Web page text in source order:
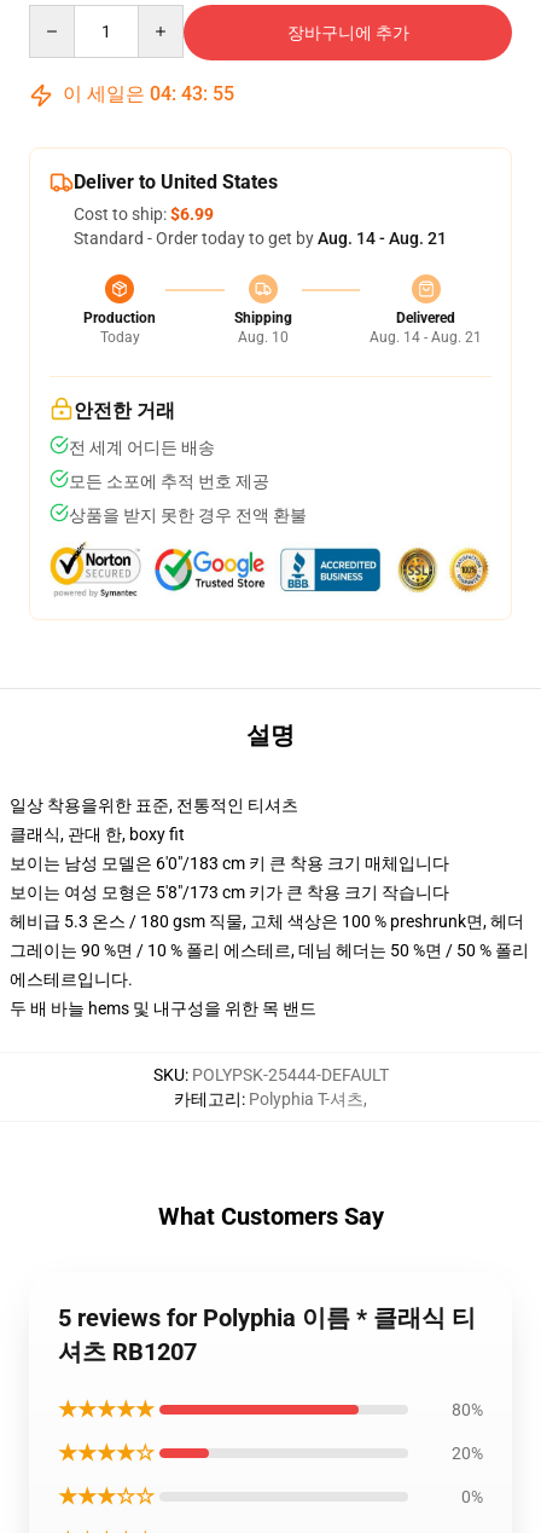
장바구니에 추가
이 세일은 04: 43: 54
Deliver to United States
Cost to ship:$6.99
Standard - Order today to get byAug. 14 - Aug. 21
Production
Today
Shipping
Aug. 10
Delivered
Aug. 14 - Aug. 21
안전한 거래
전 세계 어디든 배송
모든 소포에 추적 번호 제공
상품을 받지 못한 경우 전액 환불
설명
일상 착용을위한 표준, 전통적인 티셔츠
클래식, 관대 한, boxy fit
보이는 남성 모델은 6'0"/183 cm 키 큰 착용 크기 매체입니다
보이는 여성 모형은 5'8"/173 cm 키가 큰 착용 크기 작습니다
헤비급 5.3 온스 / 180 gsm 직물, 고체 색상은 100 % preshrunk면, 헤더
그레이는 90 %면 / 10 % 폴리 에스테르, 데님 헤더는 50 %면 / 50 % 폴리
에스테르입니다.
두 배 바늘 hems 및 내구성을 위한 목 밴드
SKU: POLYPSK-25444-DEFAULT
카테고리: Polyphia T-셔츠,
What Customers Say
5 reviews for Polyphia 이름 * 클래식 티
셔츠 RB1207
★★★★★ 80%
★★★★☆ 20%
★★★☆☆ 0%